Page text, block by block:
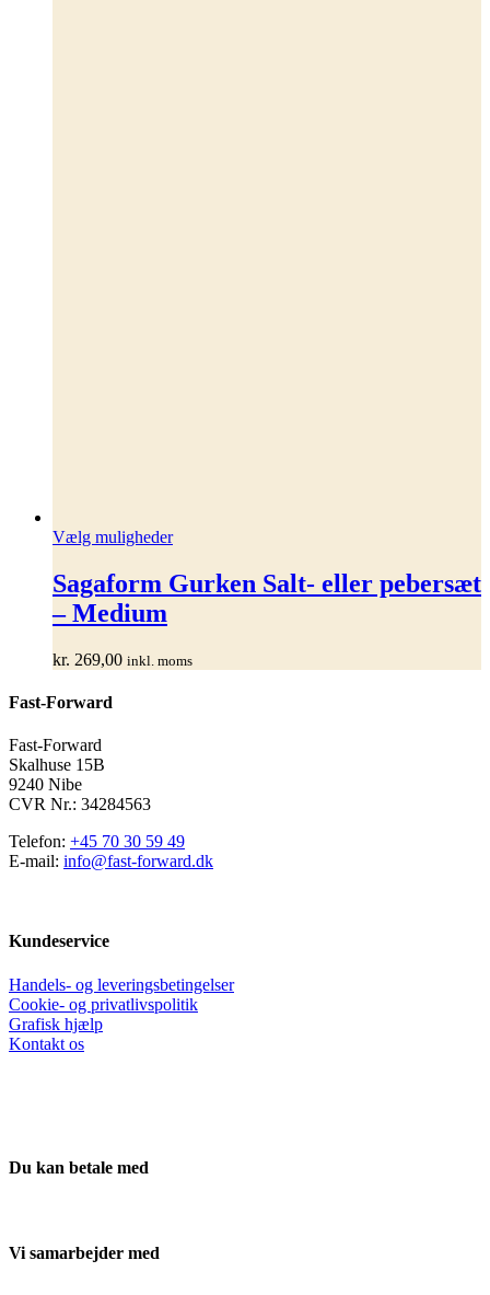
Vælg mulighederDette
har
flere
vælges
Sagaform Gurken Salt- eller pebersæt
– Medium
kr. 269,00 inkl. moms
Fast-Forward
Fast-Forward
Skalhuse 15B
9240 Nibe
CVR Nr.: 34284563
Telefon: +45 70 30 59 49
E-mail: info@fast-forward.dk
Kundeservice
Handels- og leveringsbetingelser
Cookie- og privatlivspolitik
Grafisk hjælp
Kontakt os
Du kan betale med
Vi samarbejder med